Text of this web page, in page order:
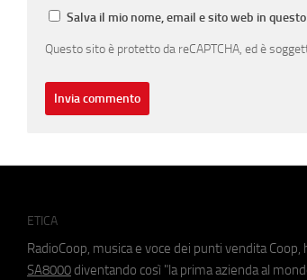
Salva il mio nome, email e sito web in
Questo sito è protetto da reCAPTCHA, ed è
ETICA
RadioCoop, musica e voce dei punti vendita
SA8000 diventando così "la prima azienda al